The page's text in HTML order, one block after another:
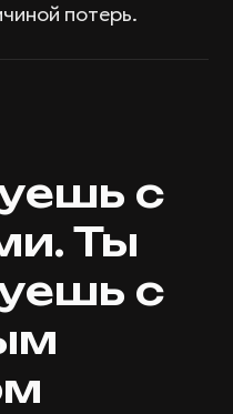
потерь.
с
Ты
с